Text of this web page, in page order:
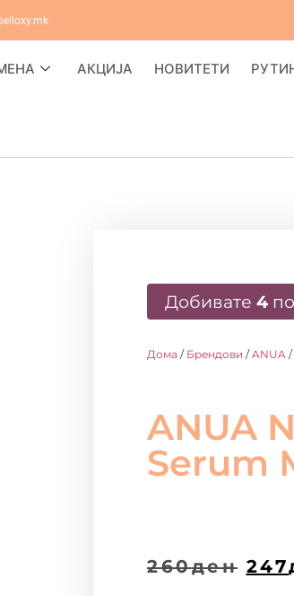
АКЦИЈА НОВИТЕТИ
Добивате 4
Дома / Брендови /ANUA /
ANUA
Serum
260ден 247